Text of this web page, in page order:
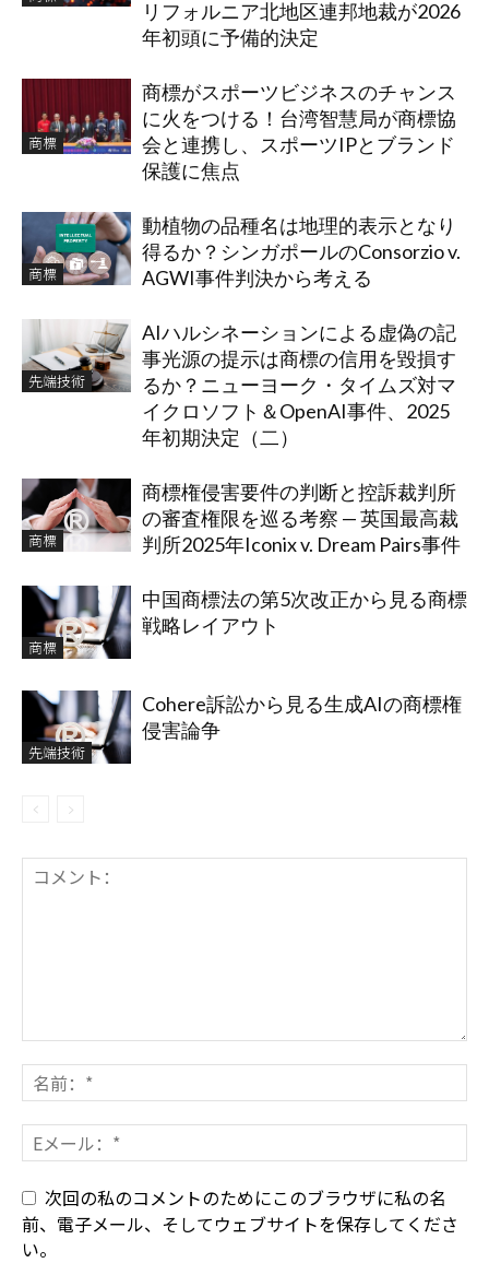
リフォルニア北地区連邦地裁が2026
年初頭に予備的決定
商標
商標がスポーツビジネスのチャンス
に火をつける！台湾智慧局が商標協
会と連携し、スポーツIPとブランド
保護に焦点
商標
動植物の品種名は地理的表示となり
得るか？シンガポールのConsorzio v.
AGWI事件判決から考える
先端技術
AIハルシネーションによる虚偽の記
事光源の提示は商標の信用を毀損す
るか？ニューヨーク・タイムズ対マ
イクロソフト＆OpenAI事件、2025
年初期決定（二）
商標
商標権侵害要件の判断と控訴裁判所
の審査権限を巡る考察 — 英国最高裁
判所2025年Iconix v. Dream Pairs事件
商標
中国商標法の第5次改正から見る商標
戦略レイアウト
先端技術
Cohere訴訟から見る生成AIの商標権
侵害論争
次回の私のコメントのためにこのブラウザに私の名
前、電子メール、そしてウェブサイトを保存してくださ
い。